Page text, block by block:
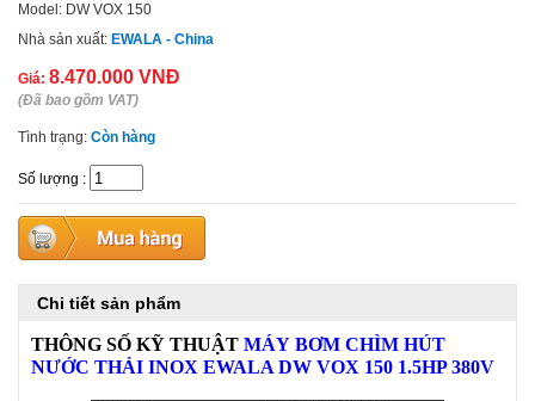
Model: DW VOX 150
Nhà sản xuất: EWALA - China
Giá: 8.470.000 VNĐ
(Đã bao gồm VAT)
Tình trạng: Còn hàng
Số lượng :
Chi tiết sản phẩm
THÔNG SỐ KỸ THUẬT MÁY BƠM CHÌM HÚT
NƯỚC THẢI INOX EWALA DW VOX 150 1.5HP 380V